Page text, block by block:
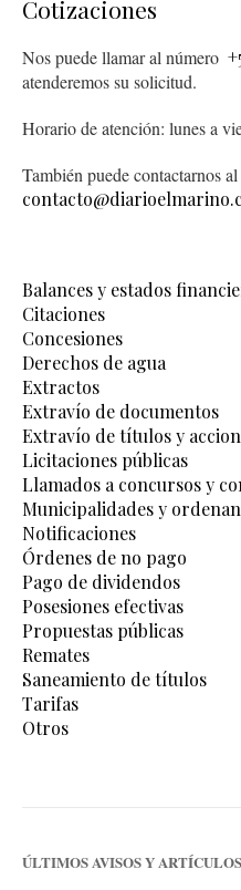
Cotizaciones
Nos puede llamar al número
atenderemos su solicitud.
Horario de atención: lunes a
También puede contactarnos
Balances y estados
Citaciones
Concesiones
Derechos de agua
Extractos
Extravío de documentos
Extravío de títulos y
Licitaciones públicas
Llamados a concursos y
Municipalidades y
Notificaciones
Órdenes de no pago
Pago de dividendos
Posesiones efectivas
Propuestas públicas
Remates
Saneamiento de títulos
Tarifas
Otros
ÚLTIMOS AVISOS Y ARTÍCULOS